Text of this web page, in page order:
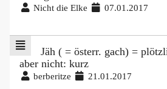
Nicht die Elke 07.01.2017
Jäh ( = österr. gach) =
aber nicht: kurz
berberitze 21.01.2017